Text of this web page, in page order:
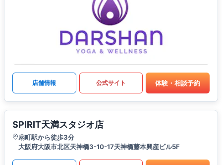
店舗情報 公式サイト 体験・相談予約
SPIRIT天満スタジオ店
扇町駅から徒歩3分
大阪府大阪市北区天神橋3-10-17天神橋藤本興産ビル5F